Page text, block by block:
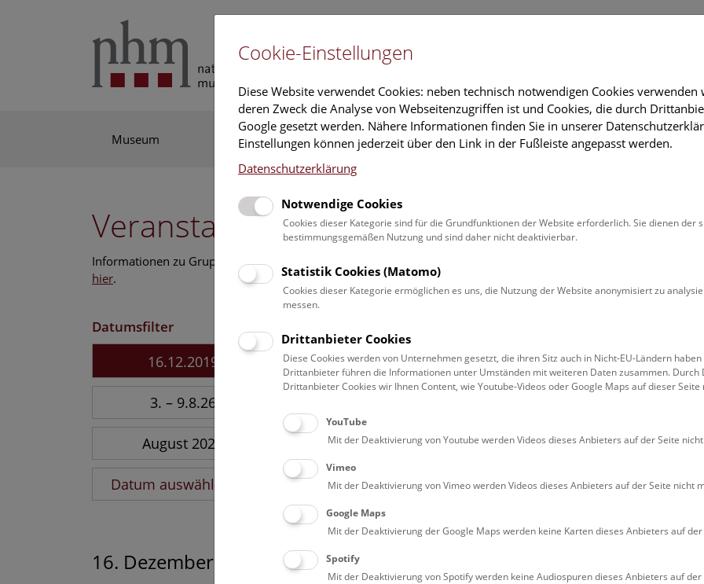
Museum Ausstellung Forschung Führungen & Aktivitäten Deck 50
Veranstaltungskalender
Informationen zu Gruppen,- Kindergarten- und Schulprogrammen finden Sie
hier.
Datumsfilter
16.12.2019
3. – 9.8.26
August 2026
Datum auswählen
Erwachsene (0)
Familien (0)
Führungen &
Kulinarik &
16. Dezember 2019
Cookie-Einstellungen
Diese Website verwendet Cookies: neben technisch notwendigen Cookies verwenden
deren Zweck die Analyse von Webseitenzugriffen ist und Cookies, die durch
Google gesetzt werden. Nähere Informationen finden Sie in unserer
Einstellungen können jederzeit über den Link in der Fußleiste angepasst werden.
Datenschutzerklärung
Notwendige Cookies
Cookies dieser Kategorie sind für die Grundfunktionen der Website erforderlich. Sie dienen der
bestimmungsgemäßen Nutzung und sind daher nicht deaktivierbar.
Statistik Cookies (Matomo)
Cookies dieser Kategorie ermöglichen es uns, die Nutzung der Website anonymisiert zu
messen.
Drittanbieter Cookies
Diese Cookies werden von Unternehmen gesetzt, die ihren Sitz auch in Nicht-EU-Ländern haben
Drittanbieter führen die Informationen unter Umständen mit weiteren Daten zusammen. Durch
Drittanbieter Cookies wir Ihnen Content, wie Youtube-Videos oder Google Maps auf dieser
YouTube
Mit der Deaktivierung von Youtube werden Videos dieses Anbieters auf der Seite
Vimeo
Mit der Deaktivierung von Vimeo werden Videos dieses Anbieters auf der Seite nicht
Google Maps
Mit der Deaktivierung der Google Maps werden keine Karten dieses Anbieters auf
Spotify
Mit der Deaktivierung von Spotify werden keine Audiospuren dieses Anbieters auf